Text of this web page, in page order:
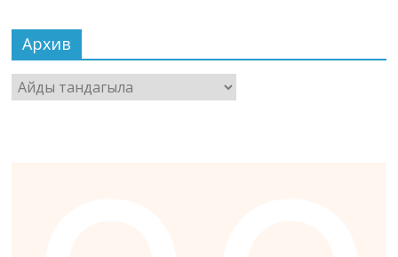
Архив
Архив